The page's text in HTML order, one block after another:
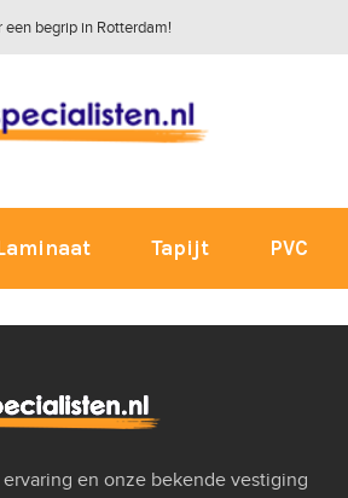
begrip in Rotterdam!
Tapijt PVC
en onze bekende vestiging